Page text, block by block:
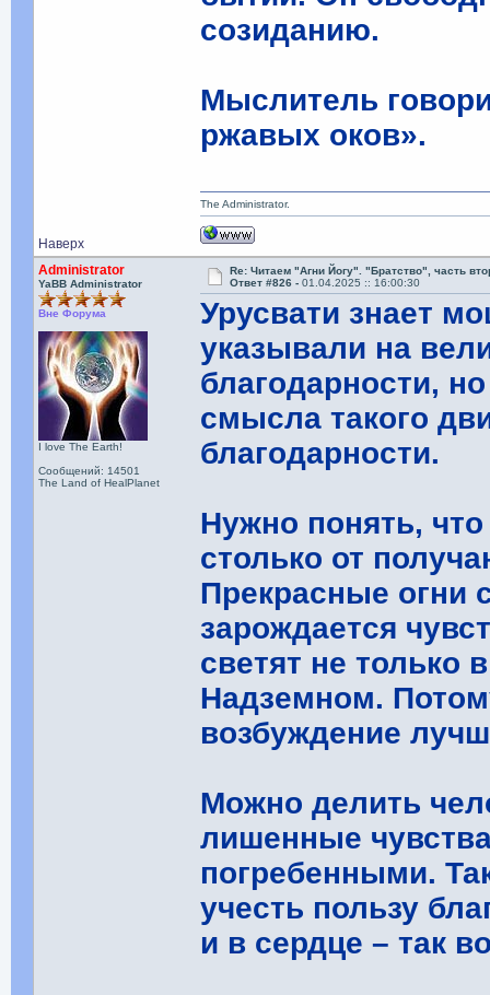
созиданию.
Мыслитель
ржавых оков».
Наверх
The Administrator.
Administrator
YaBB Administrator
Вне Форума
I love The Earth!
Сообщений: 14501
The Land of HealPlanet
Re: Читаем "Агни Йогу". "Братство", часть
Ответ #826 -01.04.2025 :: 16:00:30
Урусвати знает
указывали на
благодарности,
смысла такого
благодарности.
Нужно понять,
столько от
Прекрасные огни
зарождается
светят не только
Надземном.
возбуждение
Можно делить
лишенные
погребенными.
учесть пользу
и в сердце – так